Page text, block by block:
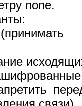
none.